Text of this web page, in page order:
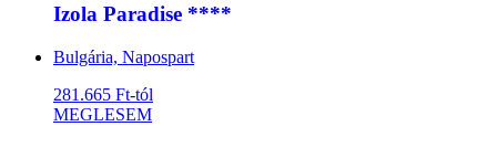
Izola Paradise ****
Bulgária, Napospart
281.665 Ft-tól
MEGLESEM